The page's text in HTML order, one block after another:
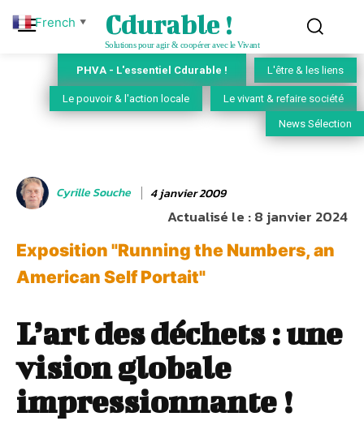
Cdurable !
Solutions pour agir & coopérer avec le Vivant
PHVA - L'essentiel Cdurable ! L'être & les liens
Le pouvoir & l'action locale Le vivant & refaire société
News Sélection
Cyrille Souche 4 janvier 2009
Actualisé le :8 janvier 2024
Exposition "Running the Numbers, an
American Self Portait"
L’art des déchets : une
vision globale
impressionnante !
French ▼